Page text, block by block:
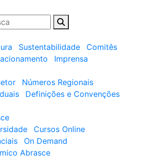
Sustentabilidade
Comitês
Imprensa
Números Regionais
Definições e Convenções
Cursos Online
On Demand
Abrasce